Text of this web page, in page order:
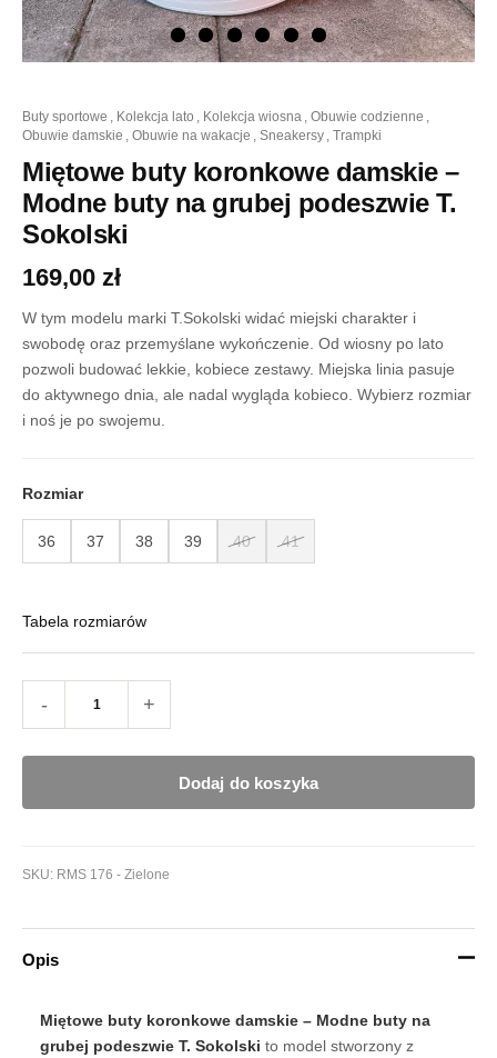
buty sportowe , kolekcja lato , kolekcja wiosna , obuwie codzienne ,
obuwie damskie , obuwie na wakacje , sneakersy , trampki
Miętowe buty koronkowe damskie –
Modne buty na grubej podeszwie T.
Sokolski
169,00 zł
W tym modelu marki T.Sokolski widać miejski charakter i
swobodę oraz przemyślane wykończenie. Od wiosny po lato
pozwoli budować lekkie, kobiece zestawy. Miejska linia pasuje
do aktywnego dnia, ale nadal wygląda kobieco. Wybierz rozmiar
i noś je po swojemu.
Rozmiar
36 37 38 39 40 41
Tabela rozmiarów
-
Miętowe
buty
koronkowe
damskie
Modne
buty
na
grubej
Sokolski
+
Dodaj do koszyka
SKU: RMS 176 - Zielone
Opis
Miętowe buty koronkowe damskie – Modne buty na
grubej podeszwie T. Sokolski to model stworzony z